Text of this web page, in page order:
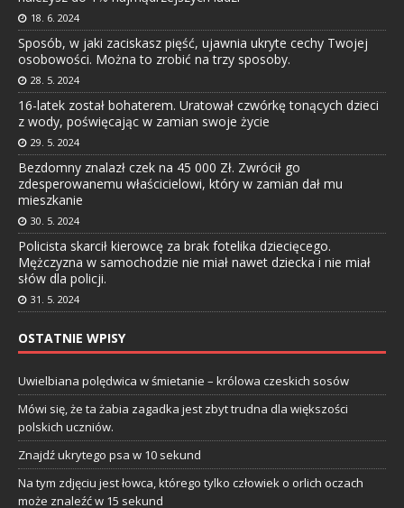
18. 6. 2024
Sposób, w jaki zaciskasz pięść, ujawnia ukryte cechy Twojej
osobowości. Można to zrobić na trzy sposoby.
28. 5. 2024
16-latek został bohaterem. Uratował czwórkę tonących dzieci
z wody, poświęcając w zamian swoje życie
29. 5. 2024
Bezdomny znalazł czek na 45 000 Zł. Zwrócił go
zdesperowanemu właścicielowi, który w zamian dał mu
mieszkanie
30. 5. 2024
Policista skarcił kierowcę za brak fotelika dziecięcego.
Mężczyzna w samochodzie nie miał nawet dziecka i nie miał
słów dla policji.
31. 5. 2024
OSTATNIE WPISY
Uwielbiana polędwica w śmietanie – królowa czeskich sosów
Mówi się, że ta żabia zagadka jest zbyt trudna dla większości
polskich uczniów.
Znajdź ukrytego psa w 10 sekund
Na tym zdjęciu jest łowca, którego tylko człowiek o orlich oczach
może znaleźć w 15 sekund